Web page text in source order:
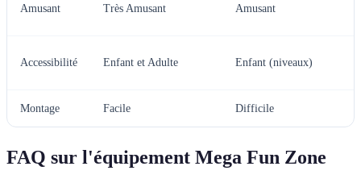
Amusant Très Amusant Amusant
Accessibilité Enfant et Adulte Enfant (niveaux)
Montage Facile Difficile
FAQ sur l'équipement Mega Fun Zone